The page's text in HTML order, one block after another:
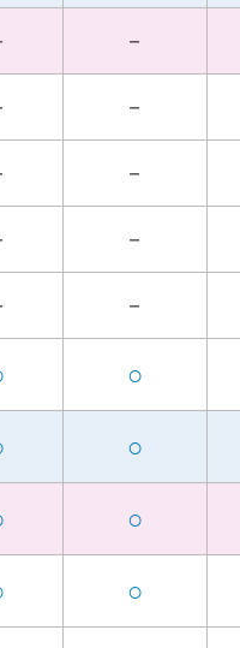
－
－
－
－
－
○
○
○
○